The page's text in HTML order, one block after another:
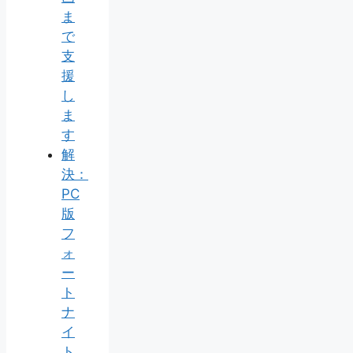
ま
で
支
援
し
ま
す
解
決：
PC
版
フ
ォ
ー
ト
ナ
イ